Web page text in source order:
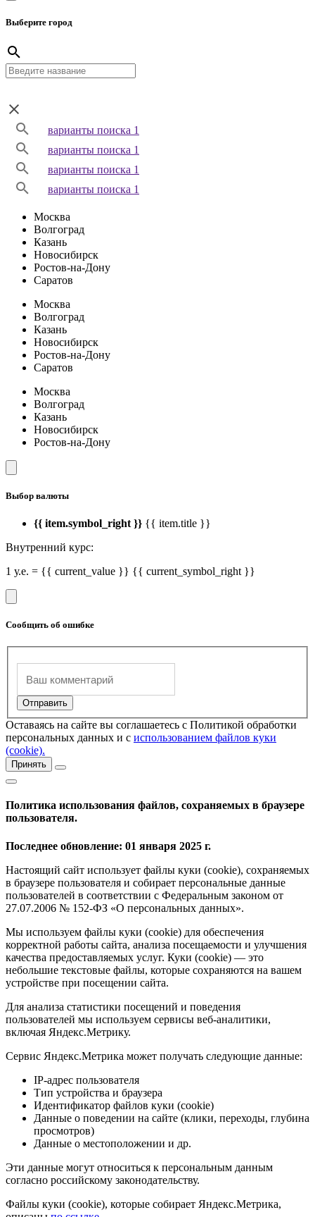
Выберите город
варианты поиска 1
варианты поиска 1
варианты поиска 1
варианты поиска 1
Москва
Волгоград
Казань
Новосибирск
Ростов-на-Дону
Саратов
Москва
Волгоград
Казань
Новосибирск
Ростов-на-Дону
Саратов
Москва
Волгоград
Казань
Новосибирск
Ростов-на-Дону
Выбор валюты
{{ item.symbol_right }} {{ item.title }}
Внутренний курс:
1 у.е. = {{ current_value }} {{ current_symbol_right }}
Сообщить об ошибке
Оставаясь на сайте вы соглашаетесь с Политикой обработки
персональных данных и с использованием файлов куки
(cookie).
Принять
Политика использования файлов, сохраняемых в браузере
пользователя.
Последнее обновление: 01 января 2025 г.
Настоящий сайт использует файлы куки (cookie), сохраняемых
в браузере пользователя и собирает персональные данные
пользователей в соответствии с Федеральным законом от
27.07.2006 № 152-ФЗ «О персональных данных».
Мы используем файлы куки (cookie) для обеспечения
корректной работы сайта, анализа посещаемости и улучшения
качества предоставляемых услуг. Куки (cookie) — это
небольшие текстовые файлы, которые сохраняются на вашем
устройстве при посещении сайта.
Для анализа статистики посещений и поведения
пользователей мы используем сервисы веб-аналитики,
включая Яндекс.Метрику.
Сервис Яндекс.Метрика может получать следующие данные:
IP-адрес пользователя
Тип устройства и браузера
Идентификатор файлов куки (cookie)
Данные о поведении на сайте (клики, переходы, глубина
просмотров)
Данные о местоположении и др.
Эти данные могут относиться к персональным данным
согласно российскому законодательству.
Файлы куки (cookie), которые собирает Яндекс.Метрика,